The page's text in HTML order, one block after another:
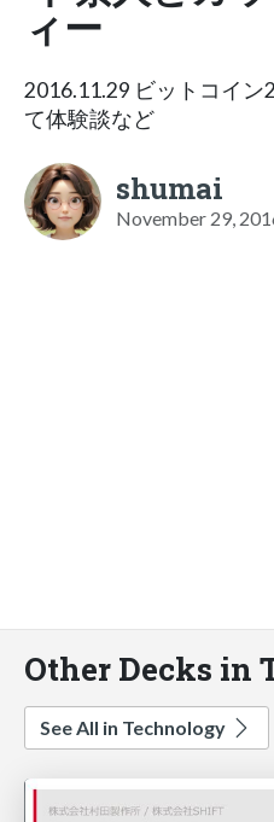
ィー
2016.11.29 ビットコイ
て体験談など
shumai
November 29,
Other Decks in
See All in Technology